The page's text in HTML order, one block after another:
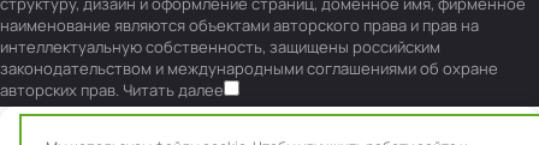
наименование являются объектами авторского права и прав на
интеллектуальную собственность, защищены российским
законодательством и международными соглашениями об охране
авторских прав. Читать далее